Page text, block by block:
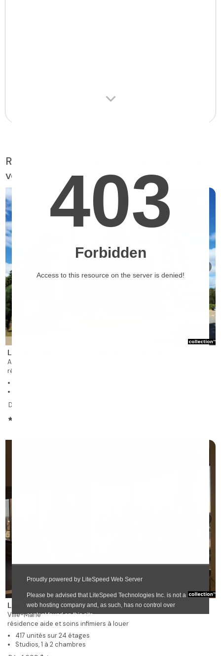
Résidences pour aînés suggérées pour
vous
Les Résidences Soleil Manoir St-Laurent
Ahuntsic-Cartierville
résidence aide et soins infimiers à louer
Dès 1 349 $
Les Résidences Soleil Manoir Plaza
Ville-Marie
résidence aide et soins infimiers à louer
417 unités sur 24 étages
Studios, 1 à 2 chambres